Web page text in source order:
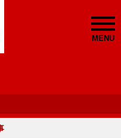
MENU